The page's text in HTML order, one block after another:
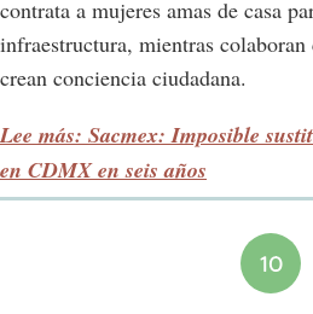
contrata a mujeres amas de casa
infraestructura, mientras
crean conciencia ciudadana.
Lee más: Sacmex: Imposible
en CDMX en seis años